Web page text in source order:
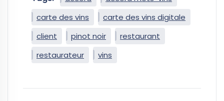
carte des vins
carte des vins digitale
client
pinot noir
restaurant
restaurateur
vins